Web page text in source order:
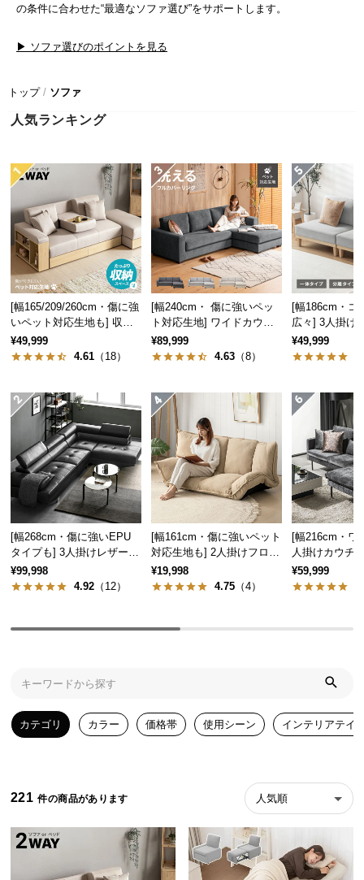
テ
一
覧
人
イ
テ
ム
ラ
キ
ン
カ
テ
ゴ
リ
イ
ア
イ
の条件に合わせた“最適なソファ選び”をサポートします。
▶ ソファ選びのポイントを見る
トップ ソファ
人気ランキング
[幅165/209/260cm・傷に強
いペット対応生地も] 収納
付き3人掛け多機能ソファ
¥49,999
4.61 （18）
[幅268cm・傷に強いEPU
タイプも] 3人掛けレザーカ
ウチソファ 広々設計 高級
感
¥99,998
4.92 （12）
[幅240cm・ 傷に強いペッ
ト対応生地] ワイドカウチ
ソファ ロースタイル
¥89,999
4.63（8）
[幅161cm・傷に強いペット
対応生地も] 2人掛けフロア
ソファ 座椅子タイプ リク
ライニング
¥19,998
4.75（4）
[幅186cm・コ
広々] 3人掛け
リクライニン
ーム 北欧
¥49,999
[幅216cm・ワ
人掛けカウチ
クスチール脚
イク 高級感
¥59,999
カテゴリ カラー 価格帯 使用シーン インテリアテイ
221 人気順